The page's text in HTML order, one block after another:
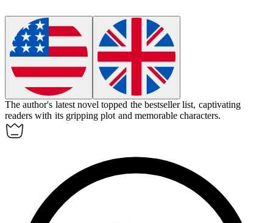
Theauthor's latest novel topped the bestseller list, captivating
readers with its gripping plot and memorable characters.